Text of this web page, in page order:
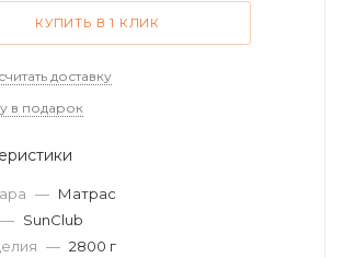
КУПИТЬ В 1 КЛИК
доставку
в подарок
— Матрас
— SunClub
— 2800 г